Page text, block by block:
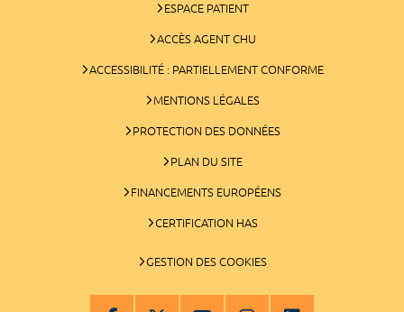
ESPACE PATIENT
ACCÈS AGENT CHU
ACCESSIBILITÉ : PARTIELLEMENT CONFORME
MENTIONS LÉGALES
PROTECTION DES DONNÉES
PLAN DU SITE
FINANCEMENTS EUROPÉENS
CERTIFICATION HAS
GESTION DES COOKIES